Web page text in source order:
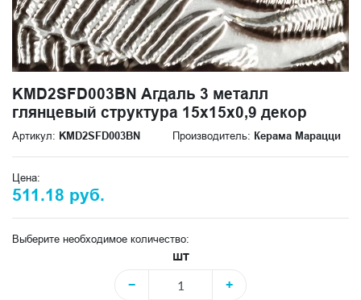
KMD2SFD003BN Агдаль 3 металл
глянцевый структура 15x15x0,9 декор
Артикул: KMD2SFD003BN Производитель: Керама Марацци
Цена:
511.18 руб.
Выберите необходимое количество:
шт
−
+